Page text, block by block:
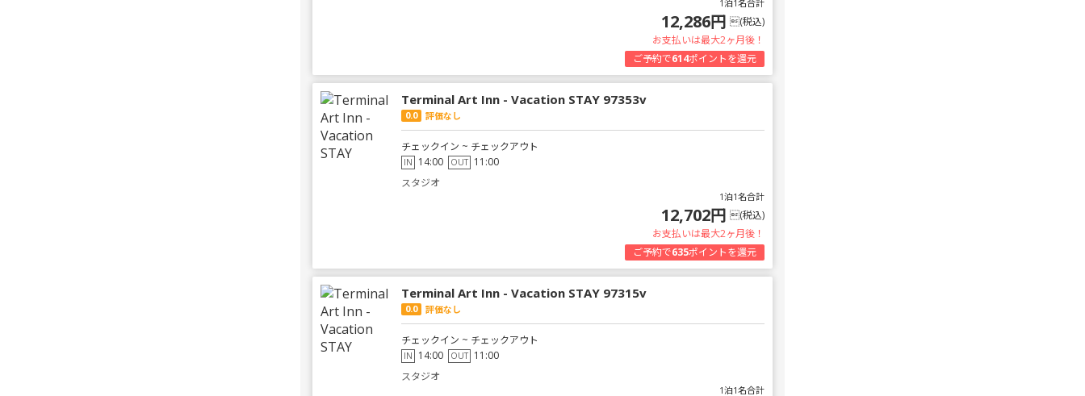
1泊1名合計
12,286円 (税込)
お支払いは最大2ヶ月後！
ご予約で614ポイントを還元
Terminal Art Inn - Vacation STAY 97353v
0.0 評価なし
チェックイン ~ チェックアウト
IN 14:00 OUT 11:00
スタジオ
1泊1名合計
12,702円 (税込)
お支払いは最大2ヶ月後！
ご予約で635ポイントを還元
Terminal Art Inn - Vacation STAY 97315v
0.0 評価なし
チェックイン ~ チェックアウト
IN 14:00 OUT 11:00
スタジオ
1泊1名合計